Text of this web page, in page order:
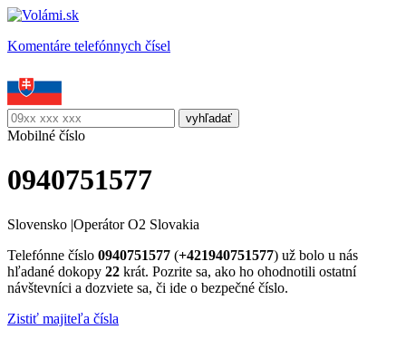
Komentáre telefónnych čísel
Mobilné číslo
0940751577
Slovensko |Operátor O2 Slovakia
Telefónne číslo 0940751577 (+421940751577) už bolo u nás
hľadané dokopy 22 krát. Pozrite sa, ako ho ohodnotili ostatní
návštevníci a dozviete sa, či ide o bezpečné číslo.
Zistiť majiteľa čísla